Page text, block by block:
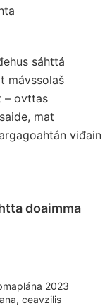
sáhttá
mávssolaš
– ovttas
mat
viđain
doaimma
2023
ceavzilis